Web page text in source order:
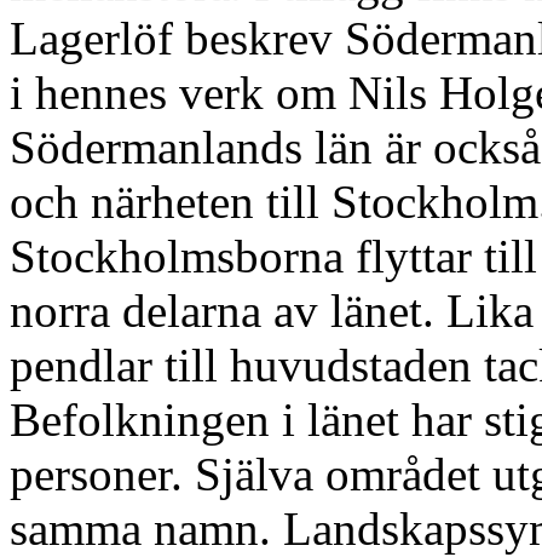
Lagerlöf beskrev
i hennes verk om Nils
Södermanlands län är
och närheten till
Stockholmsborna flyttar
norra delarna av länet.
pendlar till huvudstaden
Befolkningen i länet har
personer. Själva området
samma namn.